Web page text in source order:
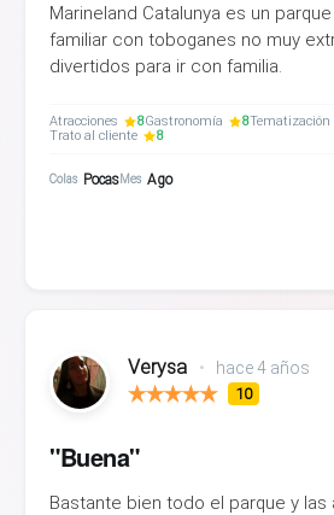
Marineland Catalunya es un
familiar con toboganes no muy
divertidos para ir con familia.
Atracciones 8Gastronomía 8Tematización
Trato al cliente
8
Colas PocasMes Ago
Verysa • hace 4 años
10
"Buena"
Bastante bien todo el parque y las